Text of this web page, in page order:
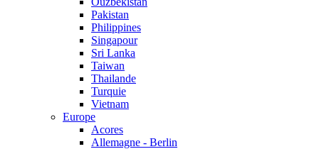
Pakistan
Philippines
Singapour
Sri Lanka
Taiwan
Thailande
Turquie
Vietnam
Europe
Acores
Allemagne - Berlin